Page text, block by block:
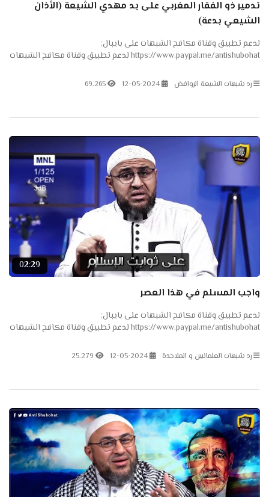
تدمير ذو الفقار المغربي على يد مهدي الشيعة (الأذان
الشيعي بدعة)
لدعم تطبيق وقناة مكافح الشبهات على بايبال:
https://www.paypal.me/antishubohat لدعم تطبيق وقناة مكافح الشبهات
فودافون...
رد شبهات الشيعة الروافض 12-05-2024
69.265
02:29
واجب المسلم في هذا العصر
لدعم تطبيق وقناة مكافح الشبهات على بايبال:
https://www.paypal.me/antishubohat لدعم تطبيق وقناة مكافح الشبهات
فودافون...
رد شبهات العلمانيين و الملاحدة 12-05-2024
25.279